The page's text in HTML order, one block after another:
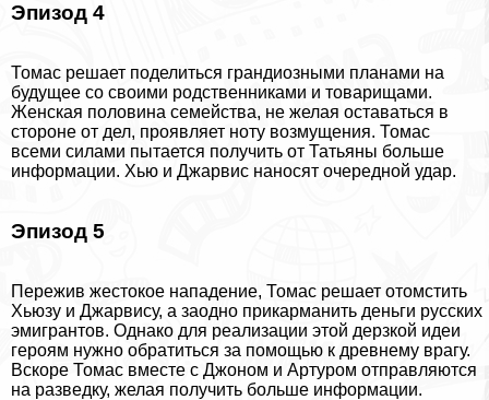
Эпизод 4
Томас решает поделиться грандиозными планами на
будущее со своими родственниками и товарищами.
Женская половина семейства, не желая оставаться в
стороне от дел, проявляет ноту возмущения. Томас
всеми силами пытается получить от Татьяны больше
информации. Хью и Джарвис наносят очередной удар.
Эпизод 5
Пережив жестокое нападение, Томас решает отомстить
Хьюзу и Джарвису, а заодно прикарманить деньги русских
эмигрантов. Однако для реализации этой дерзкой идеи
героям нужно обратиться за помощью к древнему врагу.
Вскоре Томас вместе с Джоном и Артуром отправляются
на разведку, желая получить больше информации.